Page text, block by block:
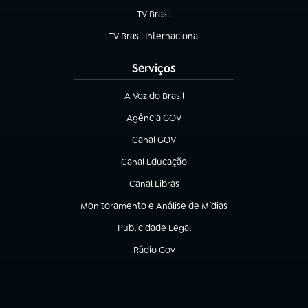
TV Brasil
(abre em nova aba)
TV Brasil Internacional
(abre em nova aba)
Serviços
A Voz do Brasil
(abre em nova aba)
Agência GOV
(abre em nova aba)
Canal GOV
(abre em nova aba)
Canal Educação
(abre em nova aba)
Canal Libras
(abre em nova aba)
Monitoramento e Análise de Mídias
(abre em nova aba)
Publicidade Legal
(abre em nova aba)
Rádio Gov
(abre em nova aba)